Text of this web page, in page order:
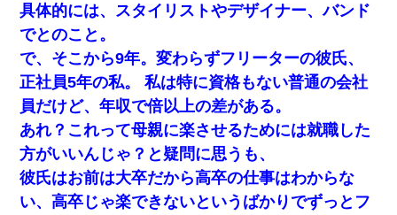
具体的には、スタイリストやデザイナー、バンド
でとのこと。
で、そこから9年。変わらずフリーターの彼氏、
正社員5年の私。 私は特に資格もない普通の会社
員だけど、年収で倍以上の差がある。
あれ？これって母親に楽させるためには就職した
方がいいんじゃ？と疑問に思うも、
彼氏はお前は大卒だから高卒の仕事はわからな
い、高卒じゃ楽できないというばかりでずっとフ